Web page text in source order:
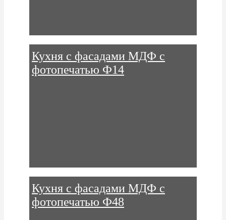
Кухня с фасадами МДФ с
фотопечатью Ф14
Кухня с фасадами МДФ с
фотопечатью Ф48